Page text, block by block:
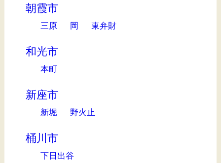
朝霞市
三原 岡 東弁財
和光市
本町
新座市
新堀 野火止
桶川市
下日出谷